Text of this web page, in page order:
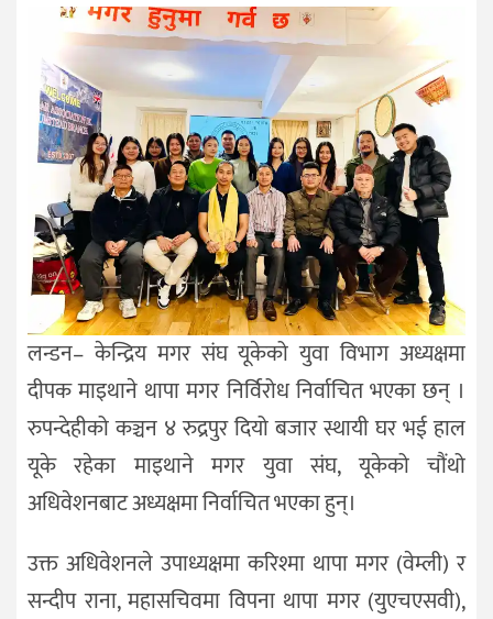
लन्डन– केन्द्रिय मगर संघ यूकेको युवा विभाग अध्यक्षमा
दीपक माइथाने थापा मगर निर्विरोध निर्वाचित भएका छन् ।
रुपन्देहीको कञ्चन ४ रुद्रपुर दियो बजार स्थायी घर भई हाल
यूके रहेका माइथाने मगर युवा संघ, यूकेको चौंथो
अधिवेशनबाट अध्यक्षमा निर्वाचित भएका हुन्।
उक्त अधिवेशनले उपाध्यक्षमा करिश्मा थापा मगर (वेम्ली) र
सन्दीप राना, महासचिवमा विपना थापा मगर (युएचएसवी),